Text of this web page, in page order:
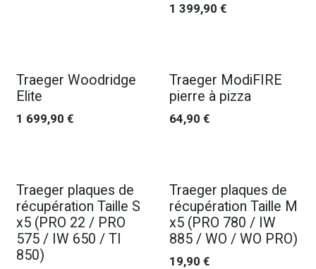
1 399,90 €
Nouveau !
Traeger Woodridge
Elite
1 699,90 €
Traeger ModiFIRE
pierre à pizza
64,90 €
Traeger plaques de
récupération Taille S
x5 (PRO 22 / PRO
575 / IW 650 / TI
850)
Traeger plaques de
récupération Taille M
x5 (PRO 780 / IW
885 / WO / WO PRO)
19,90 €